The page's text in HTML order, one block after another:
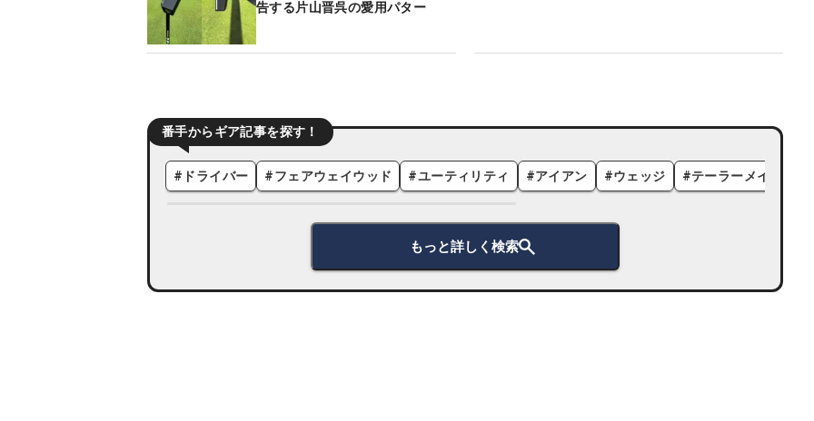
告する片山晋呉の愛用パター
番手からギア記事を探す！
# ドライバー #フェアウェイウッド #ユーティリティ #アイアン #ウェッジ #テーラーメイド
もっと詳しく検索